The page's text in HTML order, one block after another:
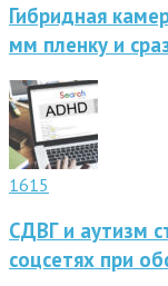
Гибридная
мм пленку и
1615
СДВГ и аутизм
соцсетях при